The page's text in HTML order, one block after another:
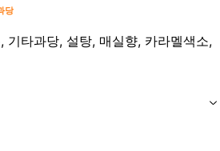
당
기타과당, 설탕, 매실향, 카라멜색소,